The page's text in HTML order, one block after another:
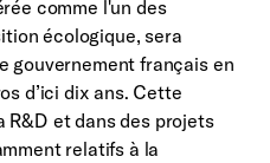
comme l'un des
écologique, sera
gouvernement français en
d’ici dix ans. Cette
R&D et dans des projets
relatifs à la